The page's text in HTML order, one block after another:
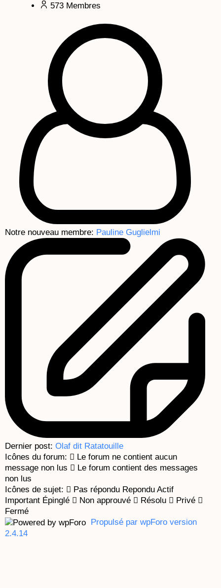
573 Membres
Notre nouveau membre: Pauline Guglielmi
Dernier post: Olaf dit Ratatouille
Icônes du forum:
Le forum ne contient aucun
message non lus
Le forum contient des messages
non lus
Icônes de sujet:
Pas répondu Repondu Actif
Important Épinglé Non approuvé Résolu
Privé
Fermé
Propulsé par wpForo version
2.4.14